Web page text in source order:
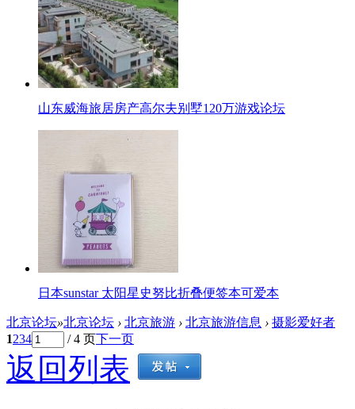
山东威海旅居房产高尔夫别墅120万游戏论坛
日本sunstar 太阳星史努比折叠便签本可爱本
北京论坛»北京论坛 › 北京旅游 › 北京旅游信息 › 摄影爱好者
1234 / 4 页下一页
返回列表